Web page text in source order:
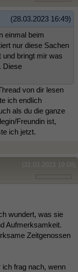
(28.03.2023 16:49)
einmal beim
nur diese Sachen
bringt mir was
Diese
von dir lesen
ich endlich
als du die ganze
Freundin ist,
ich jetzt.
(31.03.2023 19:08)
wundert, was sie
Aufmerksamkeit.
Zeitgenossen
frag nach, wenn